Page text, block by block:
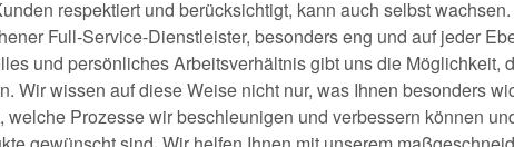
respektiert und berücksichtigt, kann auch selbst
Full-Service-Dienstleister, besonders eng und auf jeder
und persönliches Arbeitsverhältnis gibt uns die Möglichkeit,
Wir wissen auf diese Weise nicht nur, was Ihnen besonders
Prozesse wir beschleunigen und verbessern können